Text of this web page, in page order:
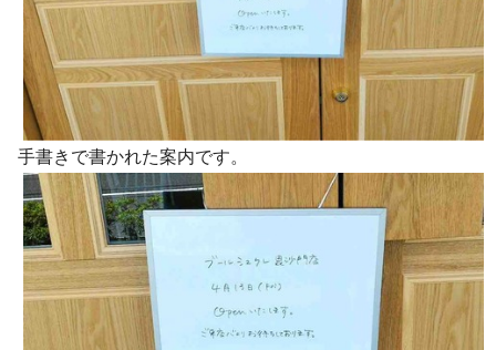
手書きで書かれた案内です。